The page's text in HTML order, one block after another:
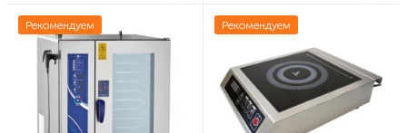
Рекомендуем Рекомендуем